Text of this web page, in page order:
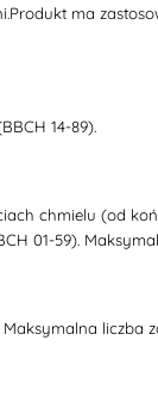
ma
14-89).
chmielu (od
01-59).
liczba